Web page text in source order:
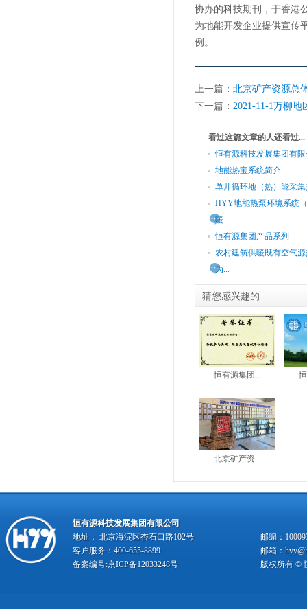
协办的科技期刊，于香港
为地能开发企业提供宣传
例。
上一篇： 北京矿产资源总
下一篇： 2021-11-1万柳
看过这篇文章的人还看过...
恒有源科技发展集团有
地能热宝系统简介
单井循环地（热）能采
HYY地能热泵环境系统
暖...
恒有源集团产品系列
农村建筑供暖既有空气
为...
猜您感兴趣的
恒有源集团...
北京矿产资...
恒有源科技发展集团有限公司
地址： 北京海淀区杏石口路102号
邮编：
客户服务：400-655-8899
邮箱：
备案编号:京ICP备12033248号 版权所有 ©